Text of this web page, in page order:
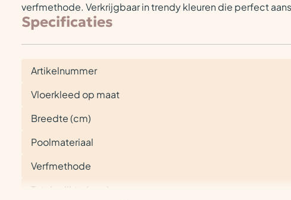
verfmethode. Verkrijgbaar in trendy kleuren die perfect
Specificaties
Artikelnummer
Vloerkleed op maat
Breedte (cm)
Poolmateriaal
Verfmethode
Totale dikte (mm)